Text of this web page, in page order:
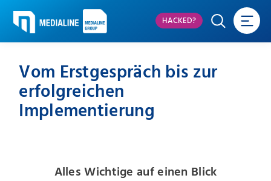
HACKED?
Vom Erstgespräch bis zur
erfolgreichen
Implementierung
Alles Wichtige auf einen Blick